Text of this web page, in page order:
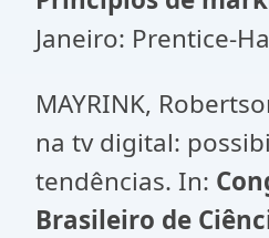
Janeiro: Prentice-
MAYRINK,
na tv digital:
tendências. In:
Brasileiro de